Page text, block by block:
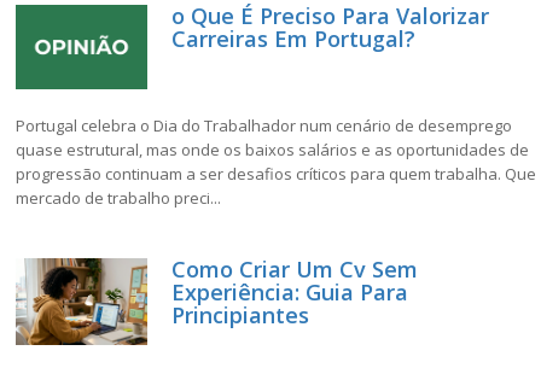
o Que É Preciso Para Valorizar
Carreiras Em Portugal?
Portugal celebra o Dia do Trabalhador num cenário de desemprego
quase estrutural, mas onde os baixos salários e as oportunidades de
progressão continuam a ser desafios críticos para quem trabalha. Que
mercado de trabalho preci...
Como Criar Um Cv Sem
Experiência: Guia Para
Principiantes